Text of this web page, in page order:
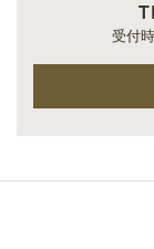
受付